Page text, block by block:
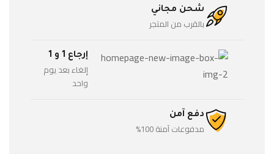
شحن مجاني
بالقرب من المتجر
إرجاع 1 و 1
إلغاء بعد يوم
واحد
دفع آمن
مدفوعات آمنة 100%